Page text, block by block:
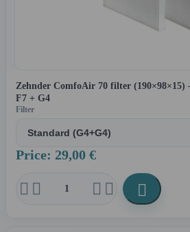
Zehnder ComfoAir 70 filter (190×98×15)
F7 + G4
Filter
Price: 29,00 €
    